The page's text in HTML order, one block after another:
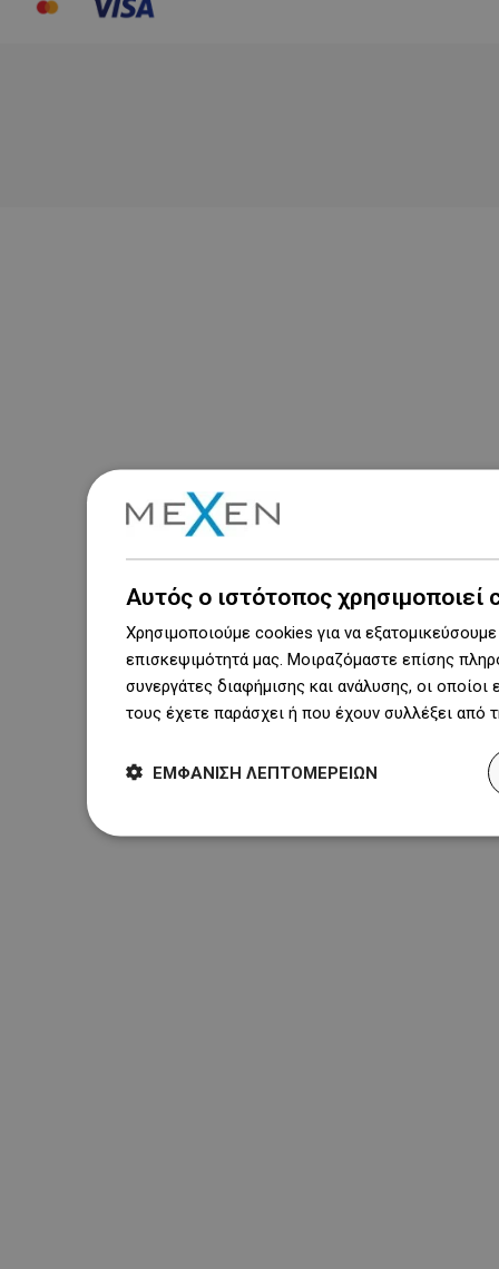
Αυτός ο ιστότοπος χρησιμοποιεί
Χρησιμοποιούμε cookies για να
επισκεψιμότητά μας. Μοιραζόμαστε επίσης
συνεργάτες διαφήμισης και ανάλυσης, οι
τους έχετε παράσχει ή που έχουν συλλέξει
ΕΜΦΆΝΙΣΗ ΛΕΠΤΟΜΕΡΕΙΏΝ